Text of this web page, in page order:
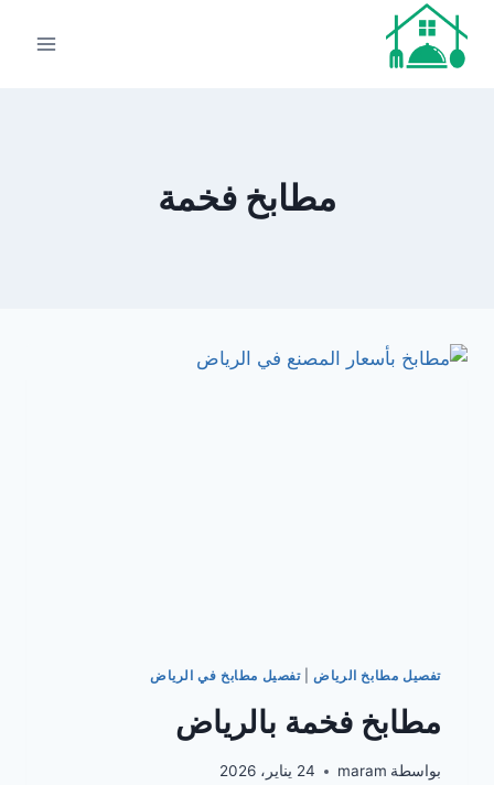
التجاوز
المحتوى
مطابخ فخمة
تفصيل مطابخ الرياض |تفصيل مطابخ في الرياض
مطابخ فخمة بالرياض
بواسطة maram 24 يناير، 2026